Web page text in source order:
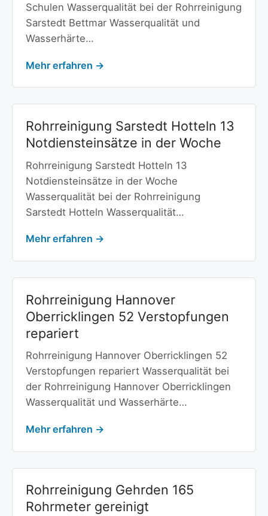
Schulen Wasserqualität bei der Rohrreinigung
Sarstedt Bettmar Wasserqualität und
Wasserhärte…
Mehr erfahren →
Rohrreinigung Sarstedt Hotteln 13
Notdiensteinsätze in der Woche
Rohrreinigung Sarstedt Hotteln 13
Notdiensteinsätze in der Woche
Wasserqualität bei der Rohrreinigung
Sarstedt Hotteln Wasserqualität…
Mehr erfahren →
Rohrreinigung Hannover
Oberricklingen 52 Verstopfungen
repariert
Rohrreinigung Hannover Oberricklingen 52
Verstopfungen repariert Wasserqualität bei
der Rohrreinigung Hannover Oberricklingen
Wasserqualität und Wasserhärte…
Mehr erfahren →
Rohrreinigung Gehrden 165
Rohrmeter gereinigt